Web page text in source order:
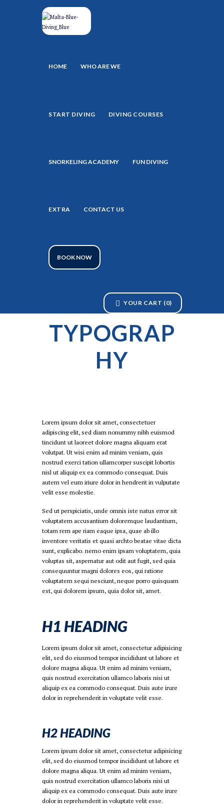
HOME WHO ARE WE
START DIVING DIVING COURSES
SNORKELING ACADEMY FUN DIVING
EXTRA CONTACT US
BOOK NOW
YOUR CART (0)
TYPOGRAP
HY
Lorem ipsum dolor sit amet, consectetuer
adipiscing elit, sed diam nonummy nibh euismod
tincidunt ut laoreet dolore magna aliquam erat
volutpat. Ut wisi enim ad minim veniam, quis
nostrud exerci tation ullamcorper suscipit lobortis
nisl ut aliquip ex ea commodo consequat. Duis
autem vel eum iriure dolor in hendrerit in vulputate
velit esse molestie.
Sed ut perspiciatis, unde omnis iste natus error sit
voluptatem accusantium doloremque laudantium,
totam rem ape riam eaque ipsa, quae ab illo
inventore veritatis et quasi archto beatae vitae dicta
sunt, explicabo. nemo enim ipsam voluptatem, quia
voluptas sit, aspernatur aut odit aut fugit, sed quia
consequuntur magni dolores eos, qui ratione
voluptatem sequi nesciunt, neque porro quisquam
est, qui dolorem ipsum, quia dolor sit, amet.
H1 HEADING
Lorem ipsum dolor sit amet, consectetur adipisicing
elit, sed do eiusmod tempor incididunt ut labore et
dolore magna aliqua. Ut enim ad minim veniam,
quis nostrud exercitation ullamco laboris nisi ut
aliquip ex ea commodo consequat. Duis aute irure
dolor in reprehenderit in voluptate velit esse.
H2 HEADING
Lorem ipsum dolor sit amet, consectetur adipisicing
elit, sed do eiusmod tempor incididunt ut labore et
dolore magna aliqua. Ut enim ad minim veniam,
quis nostrud exercitation ullamco laboris nisi ut
aliquip ex ea commodo consequat. Duis aute irure
dolor in reprehenderit in voluptate velit esse.